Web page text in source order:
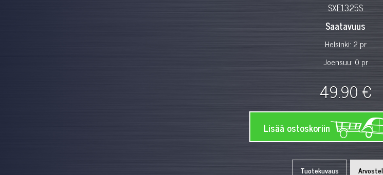
SXE1325S
Saatavuus
Helsinki: 2 pr
Joensuu: 0 pr
49.90 €
Lisää ostoskoriin
Tuotekuvaus